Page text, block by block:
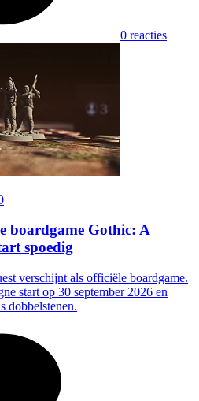
0 reacties
boardgame Gothic: A
spoedig
verschijnt als officiële boardgame.
start op 30 september 2026 en
dobbelstenen.